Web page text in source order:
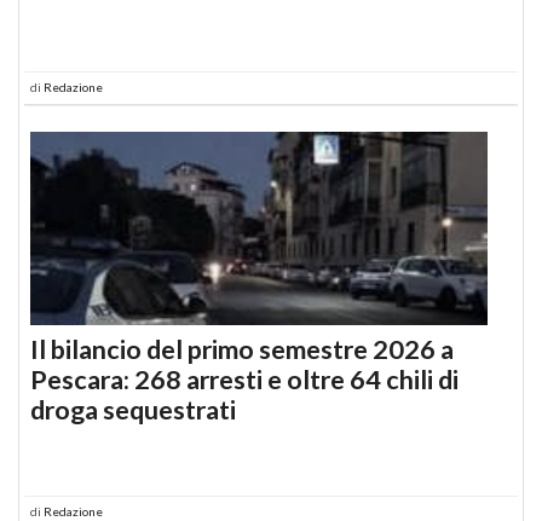
di Redazione
Il bilancio del primo semestre 2026 a
Pescara: 268 arresti e oltre 64 chili di
droga sequestrati
di Redazione